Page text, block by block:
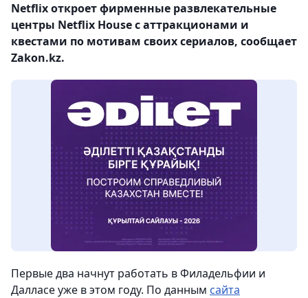
Netflix откроет фирменные развлекательные
центры Netflix House с аттракционами и
квестами по мотивам своих сериалов, сообщает
Zakon.kz.
Первые два начнут работать в Филадельфии и
Далласе уже в этом году. По данным сайта